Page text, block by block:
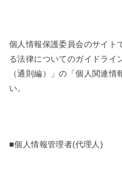
個人情報保護委員会のサイト
る法律についてのガイドライ
（通則編）」の「個人関連情
い。
■個人情報管理者(代理人)